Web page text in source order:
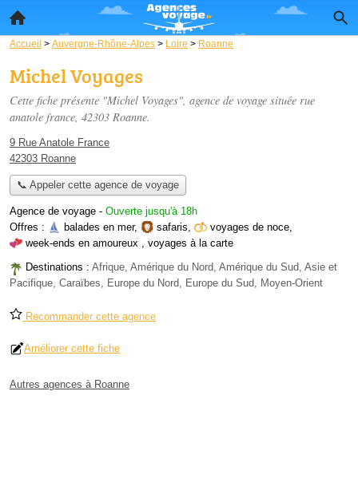
Accueil > Auvergne-Rhône-Alpes > Loire > Roanne
Michel Voyages
Cette fiche présente "Michel Voyages", agence de voyage située rue
anatole france, 42303 Roanne.
9 Rue Anatole France
42303 Roanne
📞 Appeler cette agence de voyage
Agence de voyage - Ouverte jusqu'à 18h
Offres :
balades en mer, safaris, voyages de noce,
week-ends en amoureux , voyages à la carte
Destinations : Afrique, Amérique du Nord, Amérique du Sud, Asie et
Pacifique, Caraïbes, Europe du Nord, Europe du Sud, Moyen-Orient
Recommander cette agence
Améliorer cette fiche
Autres agences à Roanne